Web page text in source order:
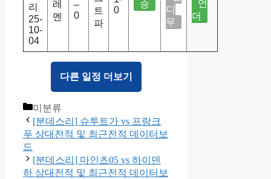
리
25-
10-
04
레
멘
–
0
트
파
0
승
디
무
언
더
다른 일정 더보기
Categories
미분류
[분데스리] 슈투트가 vs 프랑크
푸 상대전적 및 최근전적 데이터보
드
[분데스리] 마인츠05 vs 하이덴
하 상대전적 및 최근전적 데이터보